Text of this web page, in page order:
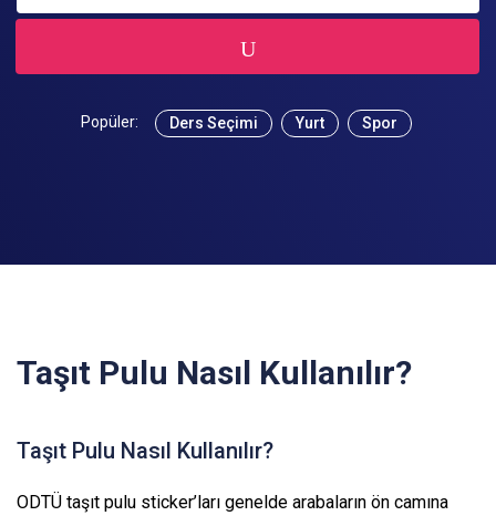
Popüler: Ders Seçimi Yurt Spor
Taşıt Pulu Nasıl Kullanılır?
Taşıt Pulu Nasıl Kullanılır?
ODTÜ taşıt pulu sticker’ları genelde arabaların ön camına